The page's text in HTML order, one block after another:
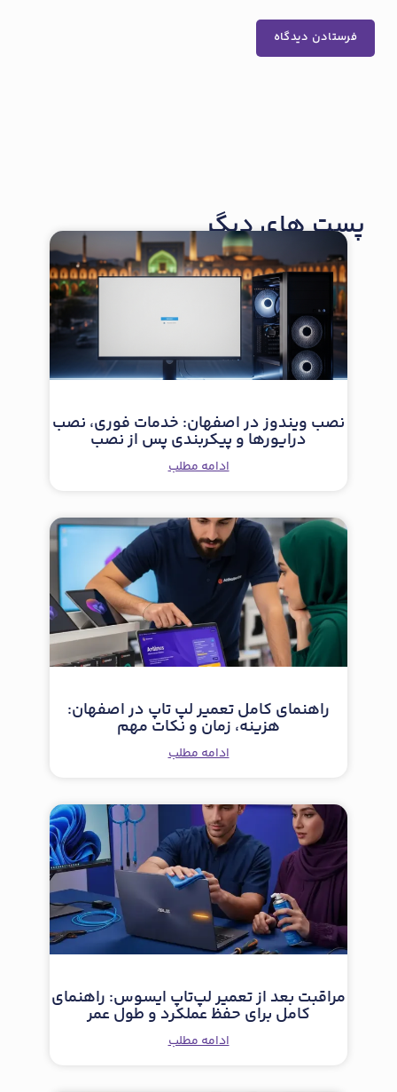
پست های دیگر
نصب ویندوز در اصفهان: خدمات فوری، نصب
درایورها و پیکربندی پس از نصب
ادامه مطلب
راهنمای کامل تعمیر لپ تاپ در اصفهان:
هزینه، زمان و نکات مهم
ادامه مطلب
مراقبت بعد از تعمیر لپ‌تاپ ایسوس: راهنمای
کامل برای حفظ عملکرد و طول عمر
ادامه مطلب